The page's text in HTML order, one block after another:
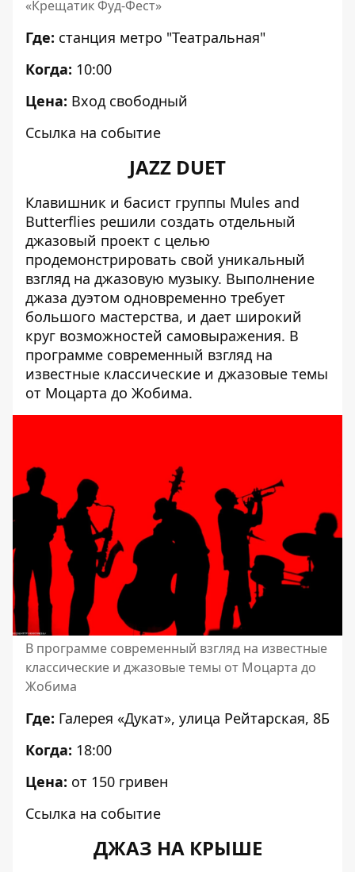
«Крещатик Фуд-Фест»
Где: станция метро "Театральная"
Когда: 10:00
Цена: Вход свободный
Ссылка на событие
JAZZ DUET
Клавишник и басист группы Mules and
Butterflies решили создать отдельный
джазовый проект с целью
продемонстрировать свой уникальный
взгляд на джазовую музыку. Выполнение
джаза дуэтом одновременно требует
большого мастерства, и дает широкий
круг возможностей самовыражения. В
программе современный взгляд на
известные классические и джазовые темы
от Моцарта до Жобима.
В программе современный взгляд на известные
классические и джазовые темы от Моцарта до
Жобима
Где: Галерея «Дукат», улица Рейтарская, 8Б
Когда: 18:00
Цена: от 150 гривен
Ссылка на событие
ДЖАЗ НА КРЫШЕ